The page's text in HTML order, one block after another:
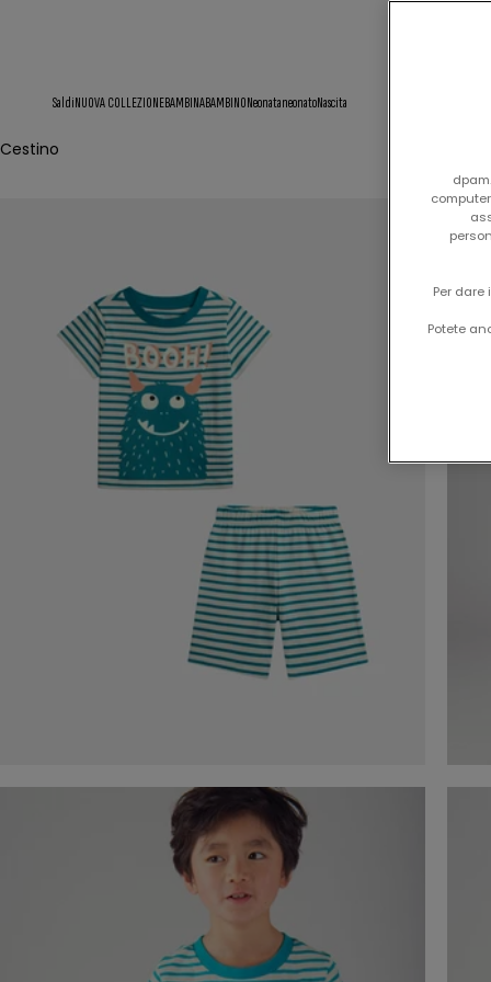
SaldiNUOVA COLLEZIONEBAMBINABAMBINONeonataneonatoNascita
Cestino
Per
Potete